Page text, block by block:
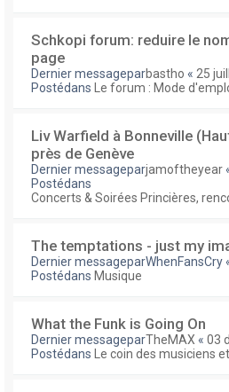
Schkopi forum: reduire le
page
Dernier messageparbastho « 25
Postédans
Le forum : Mode
Liv Warfield à Bonneville
près de Genève
Dernier messageparjamoftheyear
Postédans
Concerts & Soirées Princières,
The temptations - just my
Dernier messageparWhenFansCry
Postédans Musique
What the Funk is Going On
Dernier messageparTheMAX « 03
Postédans
Le coin des musiciens